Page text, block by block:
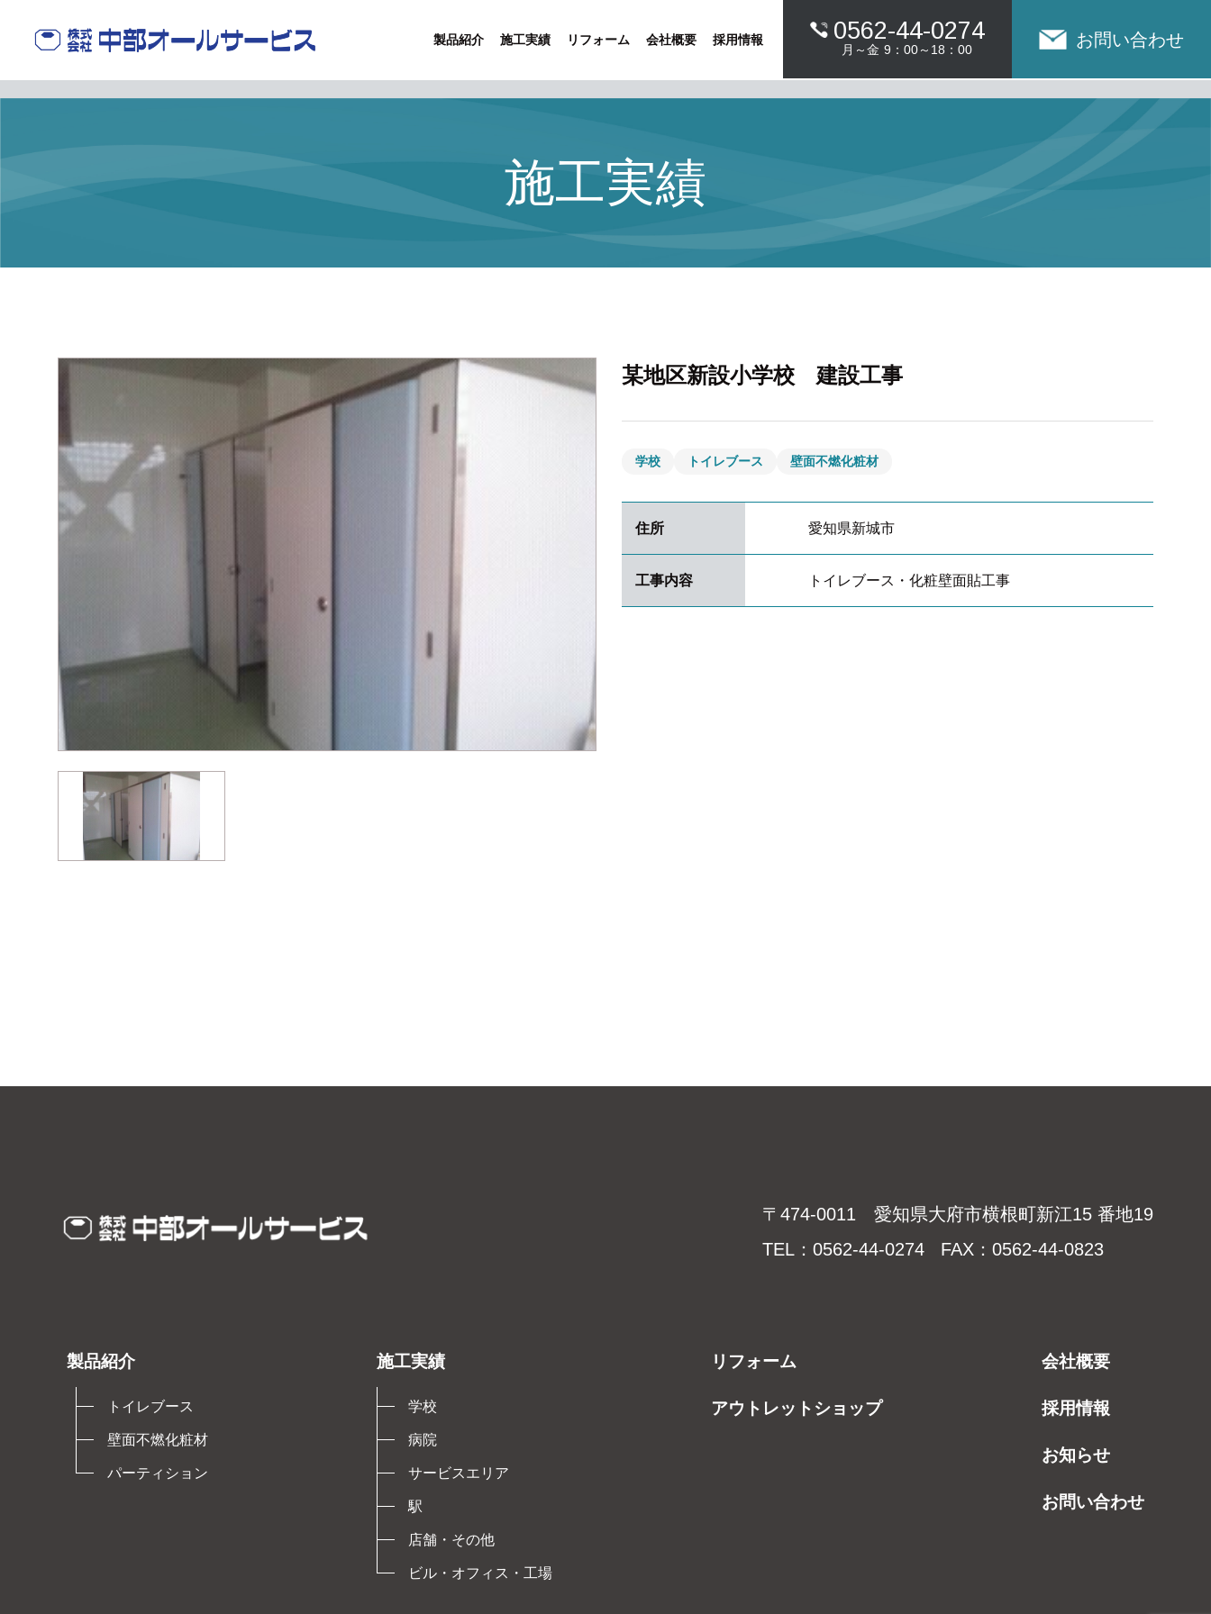
製品紹介 施工実績 リフォーム 会社概要 採用情報 0562-44-0274
月～金 9：00～18：00
お問い合わせ
施工実績
某地区新設小学校 建設工事
学校 トイレブース 壁面不燃化粧材
住所 愛知県新城市
工事内容 トイレブース・化粧壁面貼工事
〒474-0011 愛知県大府市横根町新江15 番地19
TEL：0562-44-0274 FAX：0562-44-0823
製品紹介
トイレブース
壁面不燃化粧材
パーティション
施工実績
学校
病院
サービスエリア
駅
店舗・その他
ビル・オフィス・工場
リフォーム
アウトレットショップ
会社概要
採用情報
お知らせ
お問い合わせ